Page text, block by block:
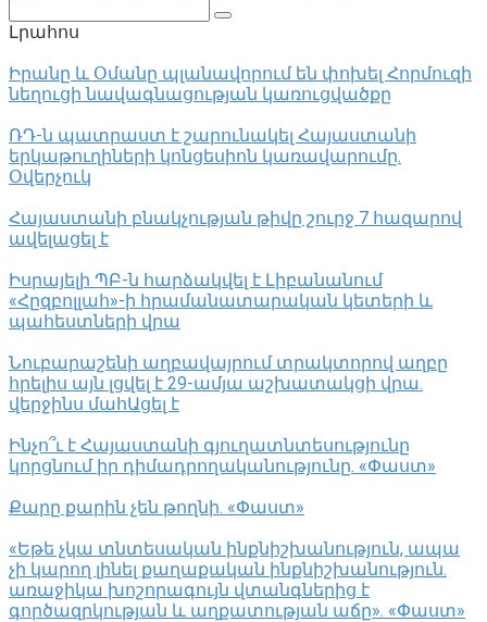
Լրահոս
Իրանը և Օմանը պլանավորում են փոխել Հորմուզի
նեղուցի նավագնացության կառուցվածքը
ՌԴ-ն պատրաստ է շարունակել Հայաստանի
երկաթուղիների կոնցեսիոն կառավարումը.
Օվերչուկ
Հայաստանի բնակչության թիվը շուրջ 7 հազարով
ավելացել է
Իսրայելի ՊԲ-ն հարձակվել է Լիբանանում
«Հըզբոլլահ»-ի հրամանատարական կետերի և
պահեստների վրա
Նուբարաշենի աղբավայրում տրակտորով աղբը
հրելիս այն լցվել է 29-ամյա աշխատակցի վրա.
վերջինս մահԱցել է
Ինչո՞ւ է Հայաստանի գյուղատնտեսությունը
կորցնում իր դիմադրողականությունը. «Փաստ»
Քարը քարին չեն թողնի. «Փաստ»
«Եթե չկա տնտեսական ինքնիշխանություն, ապա
չի կարող լինել քաղաքական ինքնիշխանություն.
առաջիկա խոշորագույն վտանգներից է
գործազրկության և աղքատության աճը». «Փաստ»